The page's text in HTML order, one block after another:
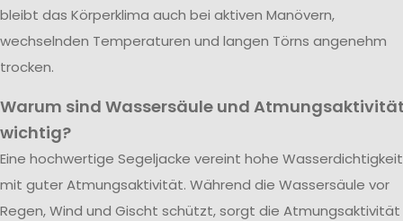
bleibt das Körperklima auch bei aktiven Manövern,
wechselnden Temperaturen und langen Törns angenehm
trocken.
Warum sind Wassersäule und
wichtig?
Eine hochwertige Segeljacke vereint hohe Wasserdichtigkeit
mit guter Atmungsaktivität. Während die Wassersäule vor
Regen, Wind und Gischt schützt, sorgt die Atmungsaktivität